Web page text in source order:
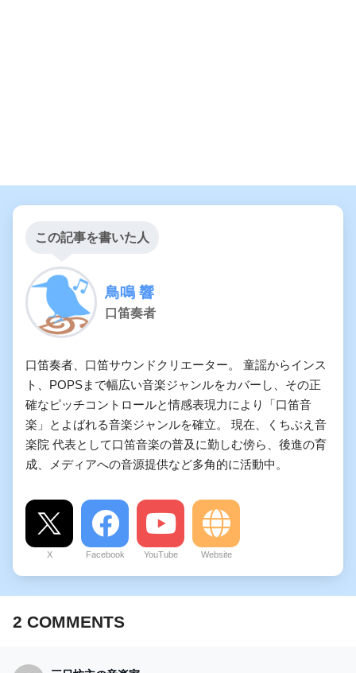
この記事を書いた人
鳥鳴 響
口笛奏者
口笛奏者、口笛サウンドクリエーター。 童謡からインス
ト、POPSまで幅広い音楽ジャンルをカバーし、その正
確なピッチコントロールと情感表現力により「口笛音
楽」とよばれる音楽ジャンルを確立。 現在、くちぶえ音
楽院 代表として口笛音楽の普及に勤しむ傍ら、後進の育
成、メディアへの音源提供など多角的に活動中。
X Facebook YouTube Website
2 COMMENTS